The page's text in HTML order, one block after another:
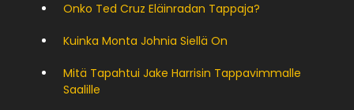
Onko Ted Cruz Eläinradan Tappaja?
Kuinka Monta Johnia Siellä On
Mitä Tapahtui Jake Harrisin Tappavimmalle
Saalille